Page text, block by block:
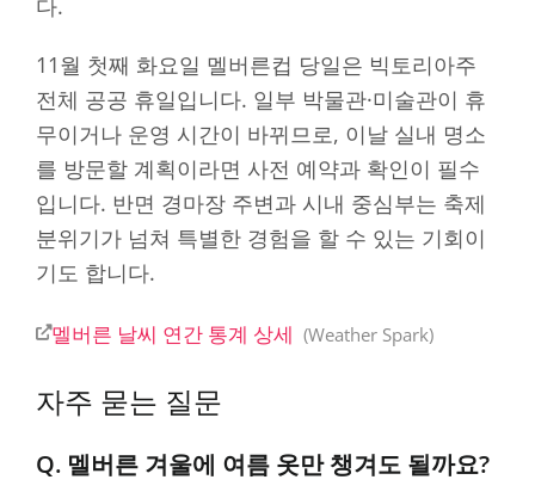
다.
11월 첫째 화요일 멜버른컵 당일은 빅토리아주
전체 공공 휴일입니다. 일부 박물관·미술관이 휴
무이거나 운영 시간이 바뀌므로, 이날 실내 명소
를 방문할 계획이라면 사전 예약과 확인이 필수
입니다. 반면 경마장 주변과 시내 중심부는 축제
분위기가 넘쳐 특별한 경험을 할 수 있는 기회이
기도 합니다.
멜버른 날씨 연간 통계 상세 Weather Spark
자주 묻는 질문
Q. 멜버른 겨울에 여름 옷만 챙겨도 될까요?